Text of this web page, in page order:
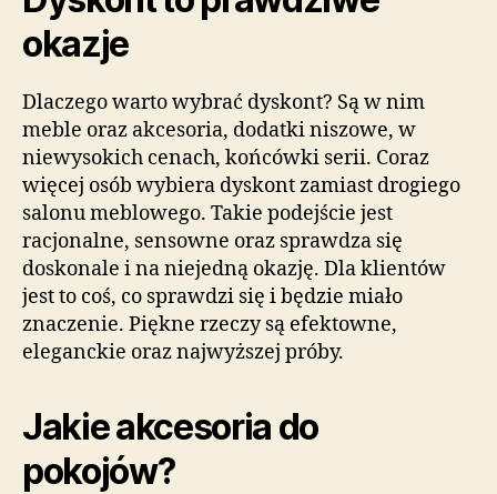
okazje
Dlaczego warto wybrać dyskont? Są w nim
meble oraz akcesoria, dodatki niszowe, w
niewysokich cenach, końcówki serii. Coraz
więcej osób wybiera dyskont zamiast drogiego
salonu meblowego. Takie podejście jest
racjonalne, sensowne oraz sprawdza się
doskonale i na niejedną okazję. Dla klientów
jest to coś, co sprawdzi się i będzie miało
znaczenie. Piękne rzeczy są efektowne,
eleganckie oraz najwyższej próby.
Jakie akcesoria do
pokojów?